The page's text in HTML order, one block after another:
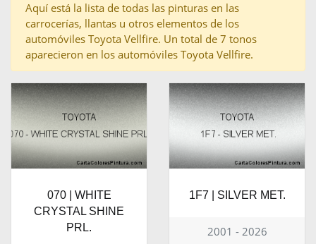
Aquí está la lista de todas las pinturas en las
carrocerías, llantas u otros elementos de los
automóviles Toyota Vellfire. Un total de 7 tonos
aparecieron en los automóviles Toyota Vellfire.
070 | WHITE
CRYSTAL SHINE
PRL.
1F7 | SILVER MET.
2001 - 2026